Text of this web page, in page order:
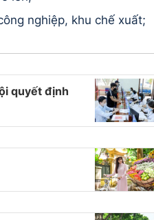
nghiệp, khu chế xuất;
quyết định